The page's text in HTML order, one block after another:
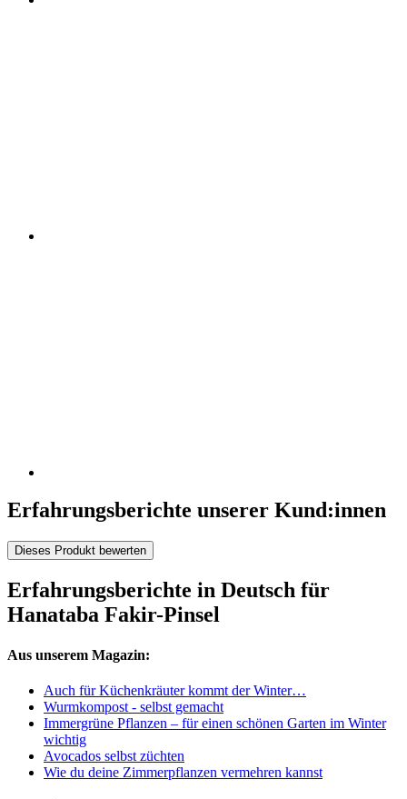
Erfahrungsberichte unserer Kund:innen
Dieses Produkt bewerten
Erfahrungsberichte in Deutsch für
Hanataba Fakir-Pinsel
Aus unserem Magazin:
Auch für Küchenkräuter kommt der Winter…
Wurmkompost - selbst gemacht
Immergrüne Pflanzen – für einen schönen Garten im Winter
wichtig
Avocados selbst züchten
Wie du deine Zimmerpflanzen vermehren kannst